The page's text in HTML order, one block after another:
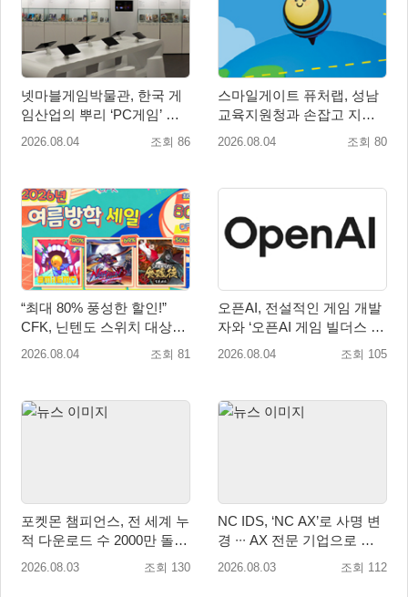
넷마블게임박물관, 한국 게
임산업의 뿌리 ‘PC게임’ 상
설전시로 재조명
2026.08.04 조회 86
스마일게이트 퓨처랩, 성남
교육지원청과 손잡고 지역
협력 학생교육 프로그램 개
2026.08.04 조회 80
“최대 80% 풍성한 할인!”
CFK, 닌텐도 스위치 대상
‘여름방학 세일’ 진행!
2026.08.04 조회 81
오픈AI, 전설적인 게임 개발
자와 ‘오픈AI 게임 빌더스 서
울’ 개최
2026.08.04 조회 105
포켓몬 챔피언스, 전 세계 누
적 다운로드 수 2000만 돌
파!
2026.08.03 조회 130
NC IDS, ‘NC AX’로 사명 변
경 ∙∙∙ AX 전문 기업으로 새
출발
2026.08.03 조회 112